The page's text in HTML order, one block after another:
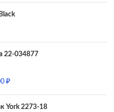
22-034877
₽
York 2273-18